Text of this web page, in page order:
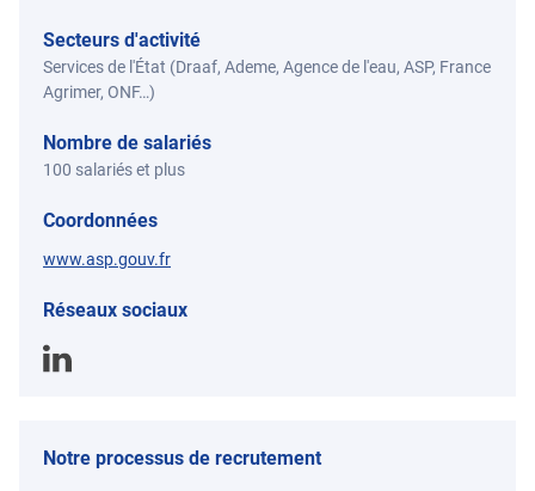
Secteurs d'activité
Services de l'État (Draaf, Ademe, Agence de l'eau, ASP, France
Agrimer, ONF…)
Nombre de salariés
100 salariés et plus
Coordonnées
www.asp.gouv.fr
Réseaux sociaux
Notre processus de recrutement